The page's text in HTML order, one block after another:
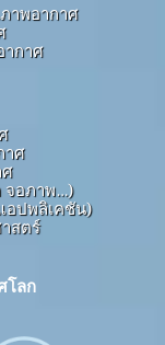
าพอากาศ
ากาศ
าศ
อภาพ…)
อปพลิเคชัน)
สตร์
โลก